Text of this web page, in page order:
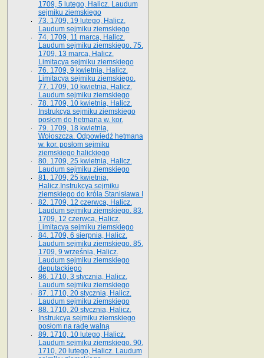
1709, 5 lutego, Halicz. Laudum
sejmiku ziemskiego
73. 1709, 19 lutego, Halicz.
Laudum sejmiku ziemskiego
74. 1709, 11 marca, Halicz.
Laudum sejmiku ziemskiego. 75.
1709, 13 marca, Halicz.
Limitacya sejmiku ziemskiego
76. 1709, 9 kwietnia, Halicz.
Limitacya sejmiku ziemskiego.
77. 1709, 10 kwietnia, Halicz.
Laudum sejmiku ziemskiego
78. 1709, 10 kwietnia, Halicz.
Instrukcya sejmiku ziemskiego
posłom do hetmana w. kor.
79. 1709, 18 kwietnia,
Wołoszcza. Odpowiedź hetmana
w. kor. posłom sejmiku
ziemskiego halickiego
80. 1709, 25 kwietnia, Halicz.
Laudum sejmiku ziemskiego
81. 1709, 25 kwietnia,
Halicz.Instrukcya sejmiku
ziemskiego do króla Stanisława I
82. 1709, 12 czerwca, Halicz.
Laudum sejmiku ziemskiego. 83.
1709, 12 czerwca, Halicz.
Limitacya sejmiku ziemskiego
84. 1709, 6 sierpnia, Halicz.
Laudum sejmiku ziemskiego. 85.
1709, 9 września, Halicz.
Laudum sejmiku ziemskiego
deputackiego
86. 1710, 3 stycznia, Halicz.
Laudum sejmiku ziemskiego
87. 1710, 20 stycznia, Halicz.
Laudum sejmiku ziemskiego
88. 1710, 20 stycznia, Halicz.
Instrukcya sejmiku ziemskiego
posłom na radę walną
89. 1710, 10 lutego, Halicz.
Laudum sejmiku ziemskiego. 90.
1710, 20 lutego, Halicz. Laudum